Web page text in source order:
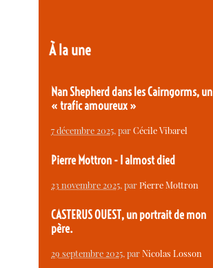
À la une
Nan Shepherd dans les Cairngorms, un
« trafic amoureux »
7 décembre 2025, parCécile Vibarel
Pierre Mottron - I almost died
23 novembre 2025, parPierre Mottron
CASTERUS OUEST, un portrait de mon
père.
29 septembre 2025, parNicolas Losson